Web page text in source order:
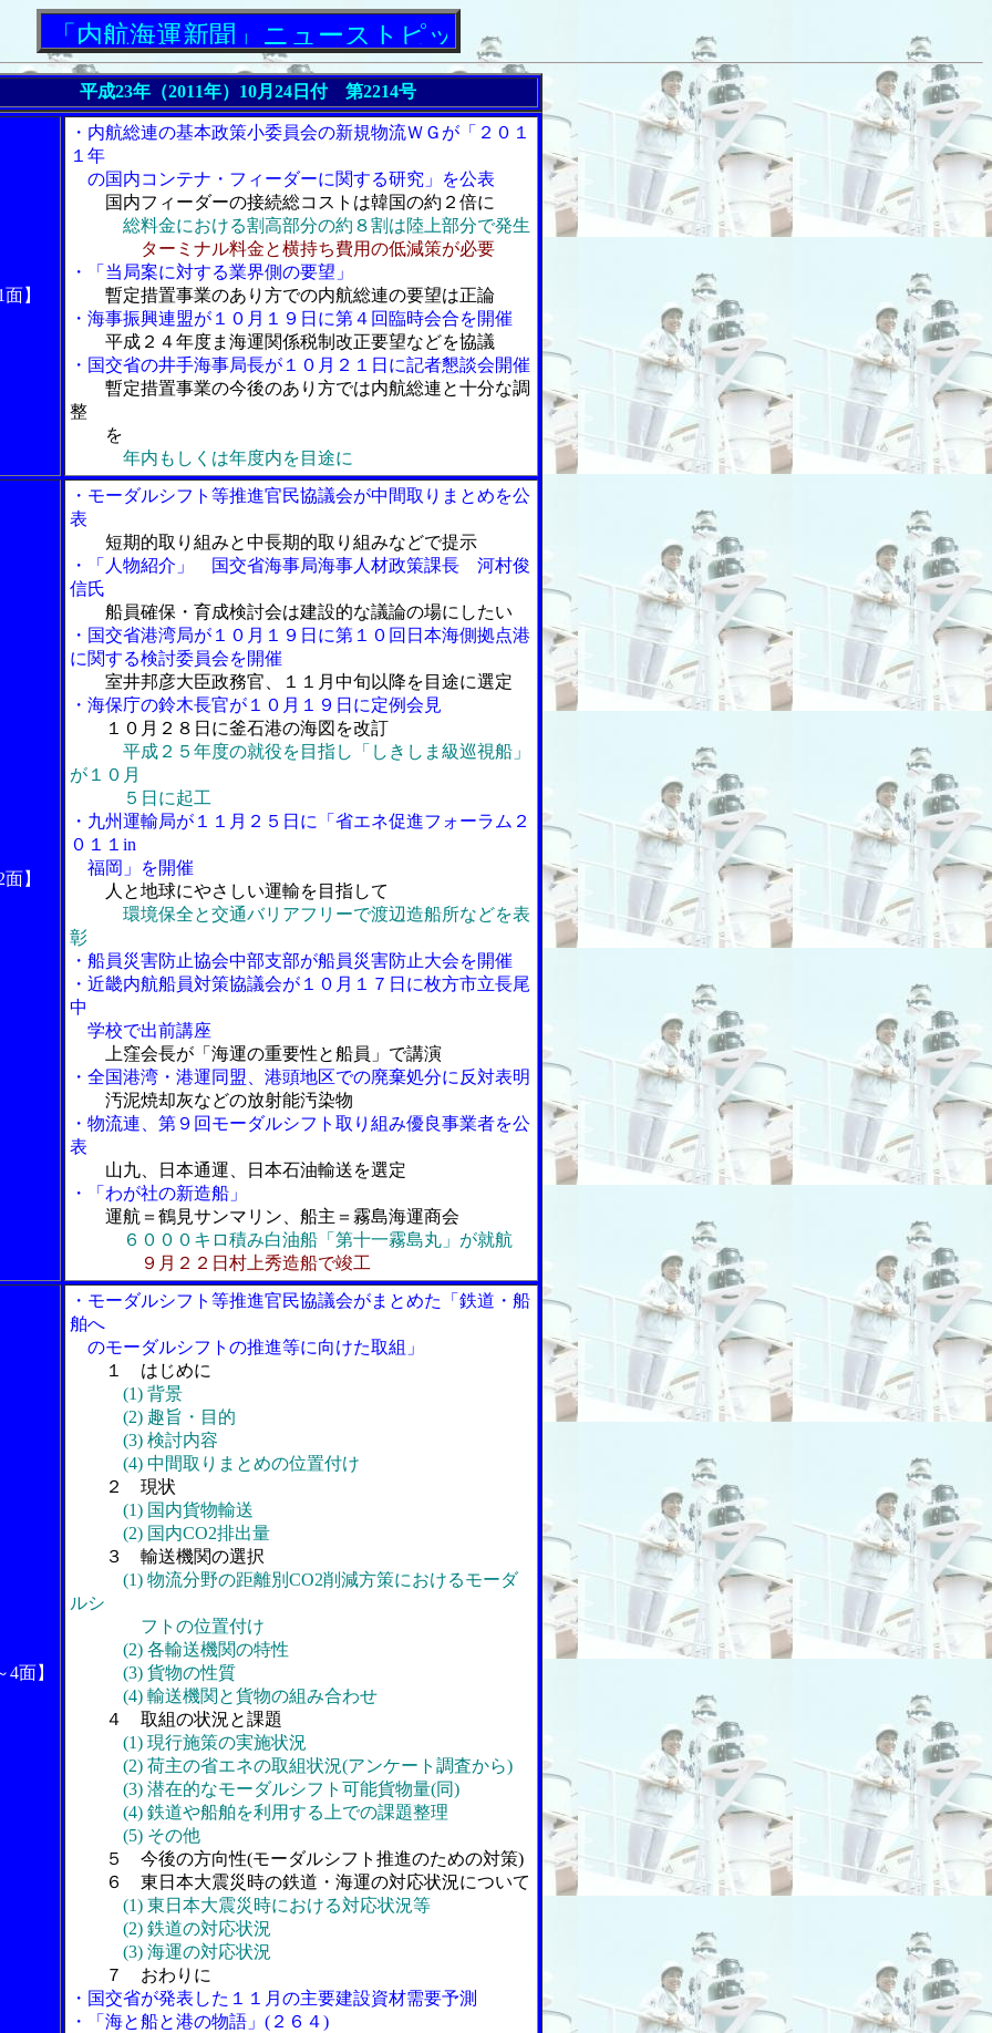
航海運新聞」ニューストピックス
平成23年（2011年）10月24日付 第2214号
】
・内航総連の基本政策小委員会の新規物流ＷＧが「２０１
１年
の国内コンテナ・フィーダーに関する研究」を公表
国内フィーダーの接続総コストは韓国の約２倍に
総料金における割高部分の約８割は陸上部分で発生
ターミナル料金と横持ち費用の低減策が必要
・「当局案に対する業界側の要望」
暫定措置事業のあり方での内航総連の要望は正論
・海事振興連盟が１０月１９日に第４回臨時会合を開催
平成２４年度ま海運関係税制改正要望などを協議
・国交省の井手海事局長が１０月２１日に記者懇談会開催
暫定措置事業の今後のあり方では内航総連と十分な調
整
を
年内もしくは年度内を目途に
】
・モーダルシフト等推進官民協議会が中間取りまとめを公
表
短期的取り組みと中長期的取り組みなどで提示
・「人物紹介」 国交省海事局海事人材政策課長 河村俊
信氏
船員確保・育成検討会は建設的な議論の場にしたい
・国交省港湾局が１０月１９日に第１０回日本海側拠点港
に関する検討委員会を開催
室井邦彦大臣政務官、１１月中旬以降を目途に選定
・海保庁の鈴木長官が１０月１９日に定例会見
１０月２８日に釜石港の海図を改訂
平成２５年度の就役を目指し「しきしま級巡視船」
が１０月
５日に起工
・九州運輸局が１１月２５日に「省エネ促進フォーラム２
０１１in
福岡」を開催
人と地球にやさしい運輸を目指して
環境保全と交通バリアフリーで渡辺造船所などを表
彰
・船員災害防止協会中部支部が船員災害防止大会を開催
・近畿内航船員対策協議会が１０月１７日に枚方市立長尾
中
学校で出前講座
上窪会長が「海運の重要性と船員」で講演
・全国港湾・港運同盟、港頭地区での廃棄処分に反対表明
汚泥焼却灰などの放射能汚染物
・物流連、第９回モーダルシフト取り組み優良事業者を公
表
山九、日本通運、日本石油輸送を選定
・「わが社の新造船」
運航＝鶴見サンマリン、船主＝霧島海運商会
６０００キロ積み白油船「第十一霧島丸」が就航
９月２２日村上秀造船で竣工
4面】
・モーダルシフト等推進官民協議会がまとめた「鉄道・船
舶へ
のモーダルシフトの推進等に向けた取組」
１ はじめに
(1) 背景
(2) 趣旨・目的
(3) 検討内容
(4) 中間取りまとめの位置付け
２ 現状
(1) 国内貨物輸送
(2) 国内CO2排出量
３ 輸送機関の選択
(1) 物流分野の距離別CO2削減方策におけるモーダ
ルシ
フトの位置付け
(2) 各輸送機関の特性
(3) 貨物の性質
(4) 輸送機関と貨物の組み合わせ
４ 取組の状況と課題
(1) 現行施策の実施状況
(2) 荷主の省エネの取組状況(アンケート調査から)
(3) 潜在的なモーダルシフト可能貨物量(同)
(4) 鉄道や船舶を利用する上での課題整理
(5) その他
５ 今後の方向性(モーダルシフト推進のための対策)
６ 東日本大震災時の鉄道・海運の対応状況について
(1) 東日本大震災時における対応状況等
(2) 鉄道の対応状況
(3) 海運の対応状況
７ おわりに
・国交省が発表した１１月の主要建設資材需要予測
・「海と船と港の物語」(２６４)